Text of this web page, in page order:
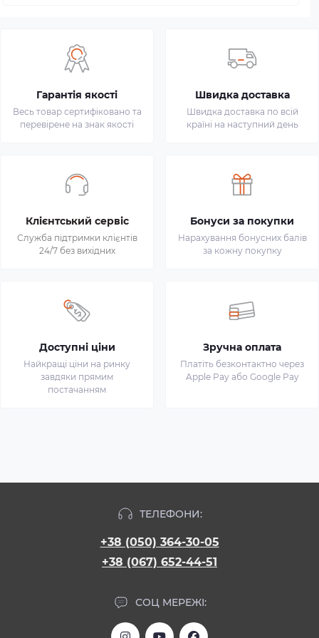
Гарантія якості
Весь товар сертифіковано та
перевірене на знак якості
Швидка доставка
Швидка доставка по всій
країні на наступний день
Клієнтський сервіс
Служба підтримки клієнтів
24/7 без вихідних
Бонуси за покупки
Нарахування бонусних балів
за кожну покупку
Доступні ціни
Найкращі ціни на ринку
завдяки прямим
постачанням
Зручна оплата
Платіть безконтактно через
Apple Pay або Google Pay
ТЕЛЕФОНИ:
+38 (050) 364-30-05
+38 (067) 652-44-51
СОЦ МЕРЕЖІ: